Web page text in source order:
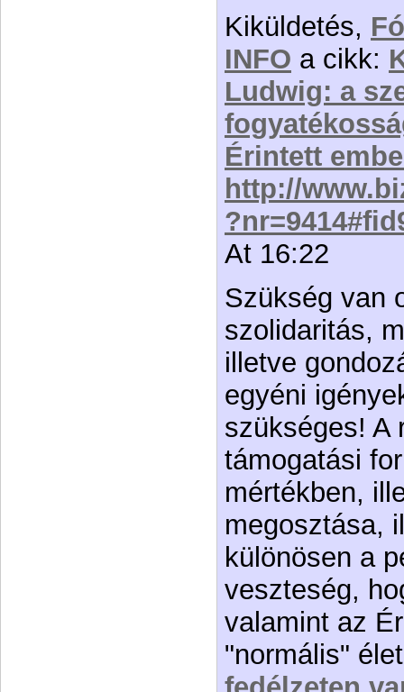
Kiküldetés,
INFO a cikk:
Ludwig: a
Érintett
http://
At 16:22
Szükség van
szolidaritás,
illetve
egyéni
szükséges! A
támogatási
mértékben,
megosztása,
különösen a
veszteség,
valamint az
"normális"